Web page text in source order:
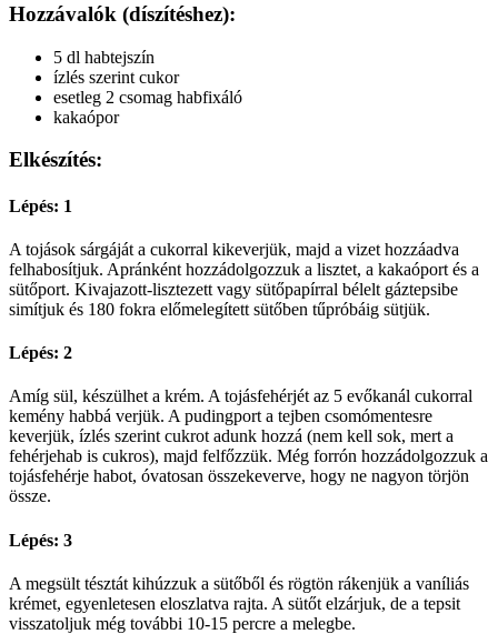
Hozzávalók (díszítéshez):
5 dl habtejszín
ízlés szerint cukor
esetleg 2 csomag habfixáló
kakaópor
Elkészítés:
Lépés: 1
A tojások sárgáját a cukorral kikeverjük, majd a vizet hozzáadva
felhabosítjuk. Apránként hozzádolgozzuk a lisztet, a kakaóport és a
sütőport. Kivajazott-lisztezett vagy sütőpapírral bélelt gáztepsibe
simítjuk és 180 fokra előmelegített sütőben tűpróbáig sütjük.
Lépés: 2
Amíg sül, készülhet a krém. A tojásfehérjét az 5 evőkanál cukorral
kemény habbá verjük. A pudingport a tejben csomómentesre
keverjük, ízlés szerint cukrot adunk hozzá (nem kell sok, mert a
fehérjehab is cukros), majd felfőzzük. Még forrón hozzádolgozzuk a
tojásfehérje habot, óvatosan összekeverve, hogy ne nagyon törjön
össze.
Lépés: 3
A megsült tésztát kihúzzuk a sütőből és rögtön rákenjük a vaníliás
krémet, egyenletesen eloszlatva rajta. A sütőt elzárjuk, de a tepsit
visszatoljuk még további 10-15 percre a melegbe.